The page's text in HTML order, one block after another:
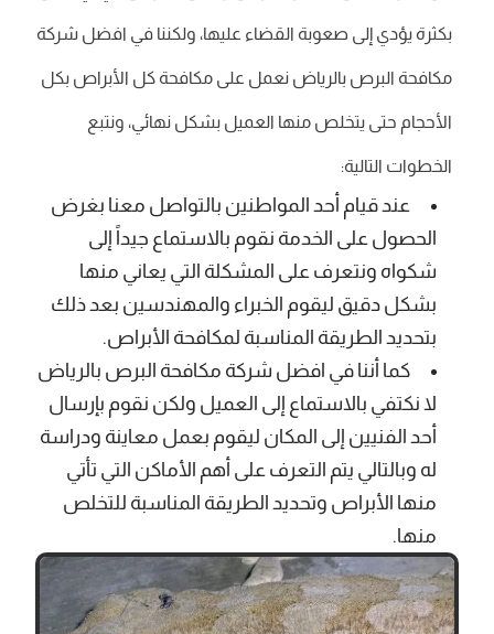
بكثرة يؤدي إلى صعوبة القضاء عليها، ولكننا في افضل شركة
مكافحة البرص بالرياض نعمل على مكافحة كل الأبراص بكل
الأحجام حتى يتخلص منها العميل بشكل نهائي، ونتبع
الخطوات التالية:
عند قيام أحد المواطنين بالتواصل معنا بغرض
الحصول على الخدمة نقوم بالاستماع جيداً إلى
شكواه ونتعرف على المشكلة التي يعاني منها
بشكل دقيق ليقوم الخبراء والمهندسين بعد ذلك
بتحديد الطريقة المناسبة لمكافحة الأبراص.
كما أننا في افضل شركة مكافحة البرص بالرياض
لا نكتفي بالاستماع إلى العميل ولكن نقوم بإرسال
أحد الفنيين إلى المكان ليقوم بعمل معاينة ودراسة
له وبالتالي يتم التعرف على أهم الأماكن التي تأتي
منها الأبراص وتحديد الطريقة المناسبة للتخلص
منها.